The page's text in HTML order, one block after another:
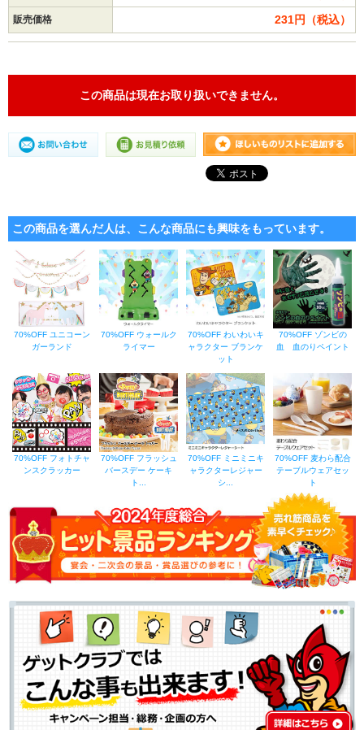
販売価格 231円（税込）
この商品は現在お取り扱いできません。
この商品を選んだ人は、こんな商品にも興味をもっています。
70%OFF ユニコーン
ガーランド
70%OFF ウォールク
ライマー
70%OFF わいわいキ
ャラクター ブランケ
ット
70%OFF ゾンビの
血 血のりペイント
70%OFF フォトチャ
ンスクラッカー
70%OFF フラッシュ
バースデー ケーキ
ト...
70%OFF ミニミニキ
ャラクターレジャー
シ...
70%OFF 麦わら配合
テーブルウェアセッ
ト